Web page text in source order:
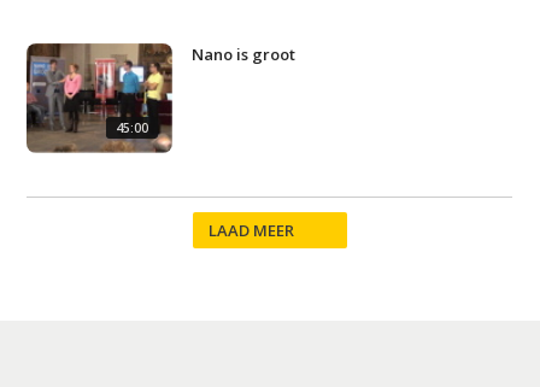
45:00
Nano is groot
LAAD MEER